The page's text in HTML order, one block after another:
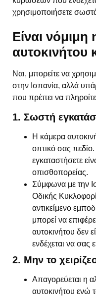
χρησιμοποιήσετε
Είναι
αυτοκινήτου
Ναι, μπορείτε να
στην Ισπανία, αλλά
που πρέπει να πληροίτε
1. Σωστή
Η κάμερα
οπτικό σας
εγκαταστήσετε
οπισθοπορείας.
Σύμφωνα με την
Οδικής
αντικείμενο
μπορεί να
αυτοκινήτου δεν
ενδέχεται να σας
2. Μην το
Απαγορεύεται η
αυτοκινήτου ενώ